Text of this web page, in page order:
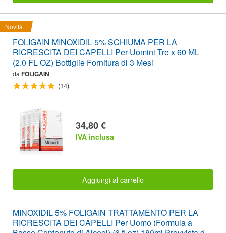
Novità
FOLIGAIN MINOXIDIL 5% SCHIUMA PER LA
RICRESCITA DEI CAPELLI Per Uomini Tre x 60 ML
(2.0 FL OZ) Bottiglie Fornitura di 3 Mesi
da FOLIGAIN
(14)
34,80 €
IVA inclusa
Aggiungi al carrello
MINOXIDIL 5% FOLIGAIN TRATTAMENTO PER LA
RICRESCITA DEI CAPELLI Per Uomo (Formula a